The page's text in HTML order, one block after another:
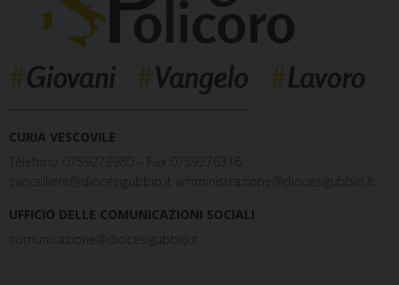
CURIA VESCOVILE
Telefono 0759273980 – Fax 0759276316
cancelliere@diocesigubbio.it amministrazione@diocesigubbio.it
UFFICIO DELLE COMUNICAZIONI SOCIALI
comunicazione@diocesigubbio.it